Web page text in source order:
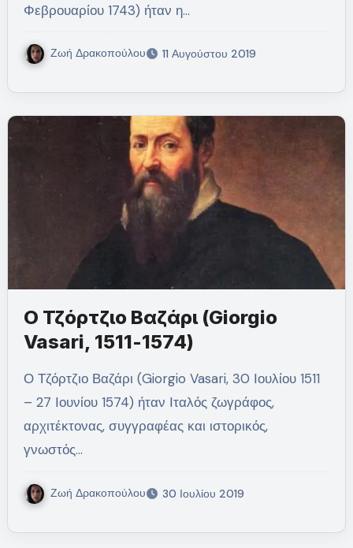
Φεβρουαρίου 1743) ήταν η…
Ζωή Δρακοπούλου 11 Αυγούστου 2019
Ο Τζόρτζιο Βαζάρι (Giorgio
Vasari, 1511-1574)
Ο Τζόρτζιο Βαζάρι (Giorgio Vasari, 30 Ιουλίου 1511
– 27 Ιουνίου 1574) ήταν Ιταλός ζωγράφος,
αρχιτέκτονας, συγγραφέας και ιστορικός,
γνωστός…
Ζωή Δρακοπούλου 30 Ιουλίου 2019